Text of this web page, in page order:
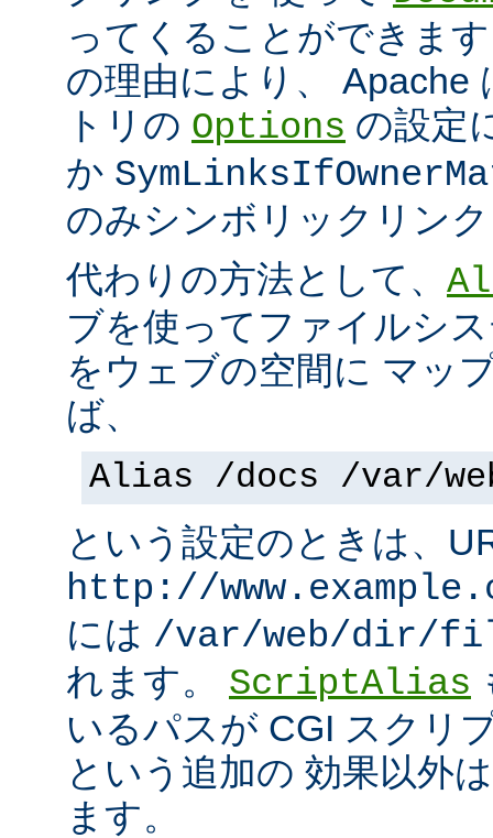
ってくることができま
の理由により、 Apache
トリの Options の設定
か
のみシンボリックリン
代わりの方法として、
ブを使ってファイルシ
をウェブの空間に マッ
ば、
Alias /docs /var/
という設定のときは、
http://
には /var/web/dir/
れます。 ScriptAlias
いるパスが CGI スクリ
という追加の 効果以外
ます。